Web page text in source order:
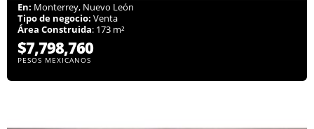
En: Monterrey, Nuevo León
Tipo de negocio: Venta
Área Construida: 173 m²
$7,798,760
PESOS MEXICANOS